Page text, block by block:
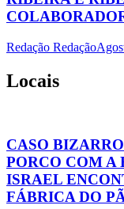
Redação Redação
Locais
CASO
PORCO COM A
ISRAEL
FÁBRICA DO